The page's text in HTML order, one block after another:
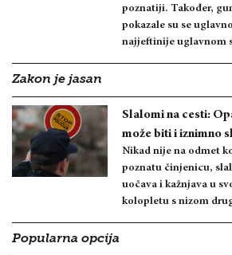
poznatiji. Također,
pokazale su se
najjeftinije uglavnom
Zakon je jasan
Slalomi na cesti:
može biti i iznimno
Nikad nije na odmet
poznatu činjenicu,
uočava i kažnjava u
kolopletu s nizom
Popularna opcija